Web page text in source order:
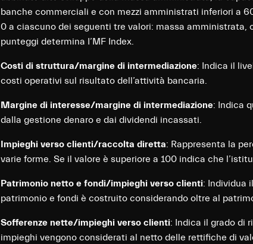
banche commerciali e con mezzi amministrati inferiori a
0 a ciascuno dei seguenti tre valori: massa
punteggi determina I’MF Index.
Costi di struttura/margine di intermediazione: Indica il
costi operativi sul risultato dell’attività bancaria.
Margine di interesse/margine di intermediazione: Indica
dalla gestione denaro e dai dividendi incassati.
Impieghi verso clienti/raccolta diretta: Rappresenta la
varie forme. Se il valore è superiore a 100 indica che
Patrimonio netto e fondi/impieghi verso clienti: Individua
patrimonio e fondi è costruito considerando oltre al
Sofferenze nette/impieghi verso clienti: Indica il grado di
impieghi vengono considerati al netto delle rettifiche di